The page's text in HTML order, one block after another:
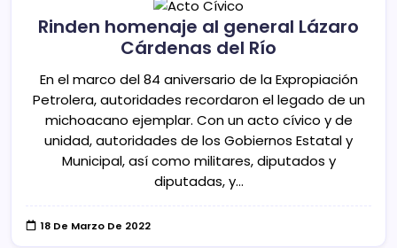
Rinden homenaje al general Lázaro
Cárdenas del Río
En el marco del 84 aniversario de la Expropiación
Petrolera, autoridades recordaron el legado de un
michoacano ejemplar. Con un acto cívico y de
unidad, autoridades de los Gobiernos Estatal y
Municipal, así como militares, diputados y
diputadas, y…
18 De Marzo De 2022